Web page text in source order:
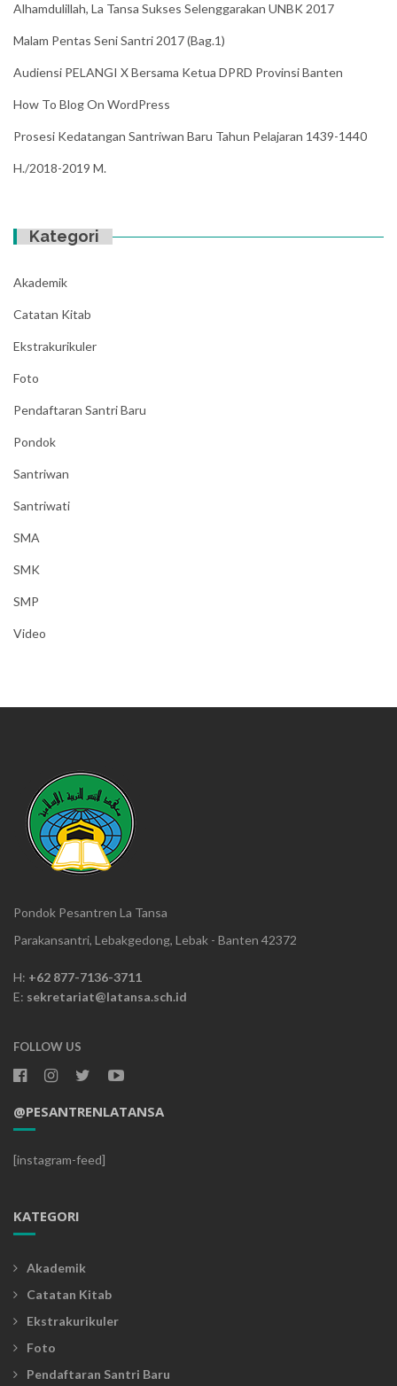
Alhamdulillah, La Tansa Sukses Selenggarakan UNBK 2017
Malam Pentas Seni Santri 2017 (Bag.1)
Audiensi PELANGI X Bersama Ketua DPRD Provinsi Banten
How To Blog On WordPress
Prosesi Kedatangan Santriwan Baru Tahun Pelajaran 1439-1440
H./2018-2019 M.
Kategori
Akademik
Catatan Kitab
Ekstrakurikuler
Foto
Pendaftaran Santri Baru
Pondok
Santriwan
Santriwati
SMA
SMK
SMP
Video
Pondok Pesantren La Tansa
Parakansantri, Lebakgedong, Lebak - Banten 42372
H: +62 877-7136-3711
E: sekretariat@latansa.sch.id
FOLLOW US
@PESANTRENLATANSA
[instagram-feed]
KATEGORI
Akademik
Catatan Kitab
Ekstrakurikuler
Foto
Pendaftaran Santri Baru